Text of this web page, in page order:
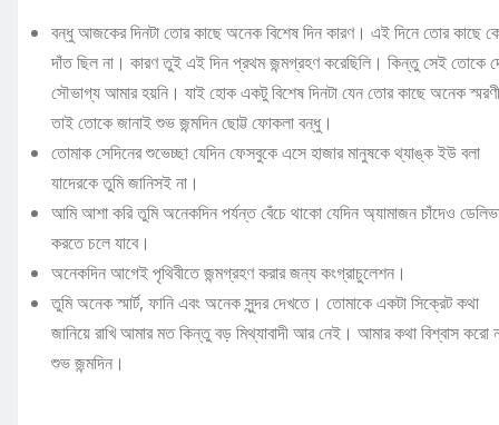
বন্ধু আজকের দিনটা তোর কাছে অনেক বিশেষ দিন কারণ। এই দিনে তোর কাছে
দাঁত ছিল না। কারণ তুই এই দিন প্রথম জন্মগ্রহণ করেছিলি। কিন্তু সেই তোকে
সৌভাগ্য আমার হয়নি। যাই হোক একটু বিশেষ দিনটা যেন তোর কাছে অনেক
তাই তোকে জানাই শুভ জন্মদিন ছোট্ট ফোকলা বন্ধু।
তোমাক সেদিনের শুভেচ্ছা যেদিন ফেসবুকে এসে হাজার মানুষকে থ্যাঙ্ক ইউ বলা
যাদেরকে তুমি জানিসই না।
আমি আশা করি তুমি অনেকদিন পর্যন্ত বেঁচে থাকো যেদিন অ্যামাজন চাঁদেও
করতে চলে যাবে।
অনেকদিন আগেই পৃথিবীতে জন্মগ্রহণ করার জন্য কংগ্রাচুলেশন।
তুমি অনেক স্মার্ট, ফানি এবং অনেক সুন্দর দেখতে। তোমাকে একটা সিক্রেট কথা
জানিয়ে রাখি আমার মত কিন্তু বড় মিথ্যাবাদী আর নেই। আমার কথা বিশ্বাস করো
শুভ জন্মদিন।